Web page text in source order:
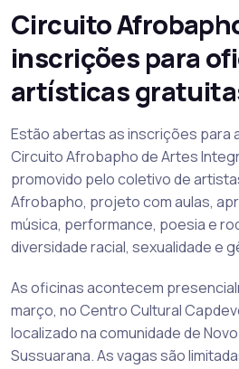
Circuito
inscrições para
artísticas
Estão abertas as inscrições para
Circuito Afrobapho de Artes
promovido pelo coletivo de
Afrobapho, projeto com aulas,
música, performance, poesia e
diversidade racial, sexualidade e
As oficinas acontecem
março, no Centro Cultural
localizado na comunidade de
Sussuarana. As vagas são